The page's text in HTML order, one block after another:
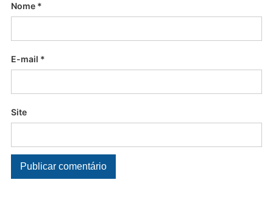
Nome *
E-mail *
Site